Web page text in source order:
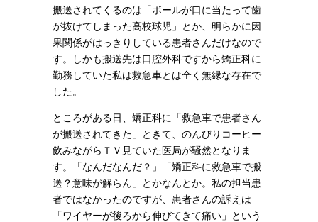
搬送されてくるのは「ボールが口に当たって歯
が抜けてしまった高校球児」とか、明らかに因
果関係がはっきりしている患者さんだけなので
す。しかも搬送先は口腔外科ですから矯正科に
勤務していた私は救急車とは全く無縁な存在で
した。
ところがある日、矯正科に「救急車で患者さん
が搬送されてきた」ときて、のんびりコーヒー
飲みながらＴＶ見ていた医局が騒然となりま
す。「なんだなんだ？」「矯正科に救急車で搬
送？意味が解らん」とかなんとか。私の担当患
者ではなかったのですが、患者さんの訴えは
「ワイヤーが後ろから伸びてきて痛い」という